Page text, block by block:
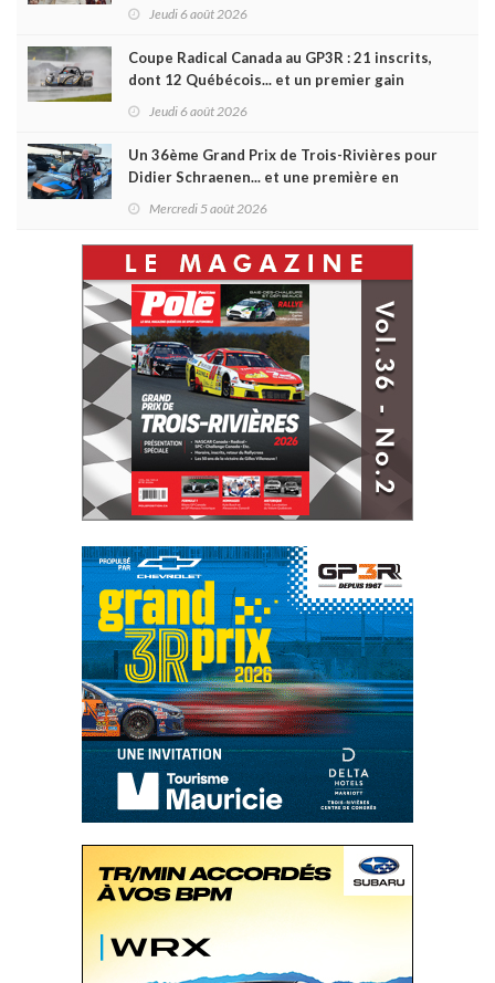
Jeudi 6 août 2026
Coupe Radical Canada au GP3R : 21 inscrits,
dont 12 Québécois... et un premier gain
Jeudi 6 août 2026
Un 36ème Grand Prix de Trois-Rivières pour
Didier Schraenen... et une première en
Mercredi 5 août 2026